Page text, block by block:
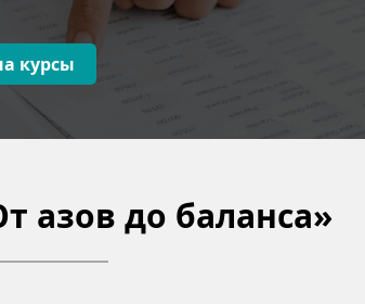
курсы
азов до баланса»